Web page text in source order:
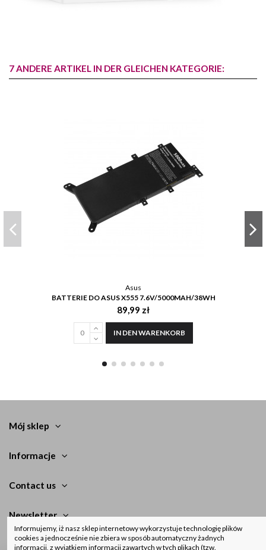
7 ANDERE ARTIKEL IN DER GLEICHEN KATEGORIE:
Asus
BATTERIE DO ASUS X555 7.6V/5000MAH/38WH
89,99 zł
IN DEN WARENKORB
Mój sklep
Informacje
Contact us
Newsletter
Informujemy, iż nasz sklep internetowy wykorzystuje technologię plików
cookies a jednocześnie nie zbiera w sposób automatyczny żadnych
informacji, z wyjątkiem informacji zawartych w tych plikach (tzw.